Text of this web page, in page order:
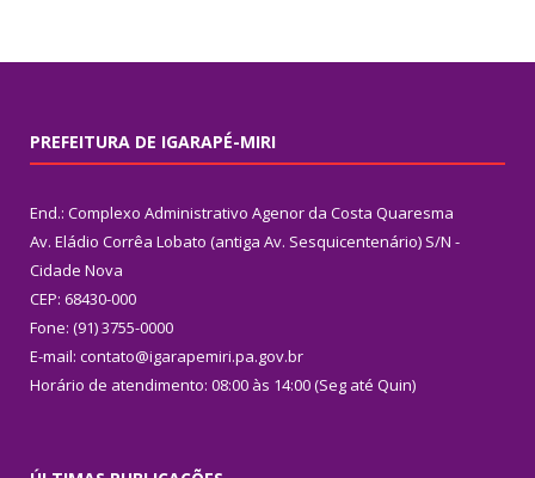
PREFEITURA DE IGARAPÉ-MIRI
End.: Complexo Administrativo Agenor da Costa Quaresma
Av. Eládio Corrêa Lobato (antiga Av. Sesquicentenário) S/N -
Cidade Nova
CEP: 68430-000
Fone: (91) 3755-0000
E-mail: contato@igarapemiri.pa.gov.br
Horário de atendimento: 08:00 às 14:00 (Seg até Quin)